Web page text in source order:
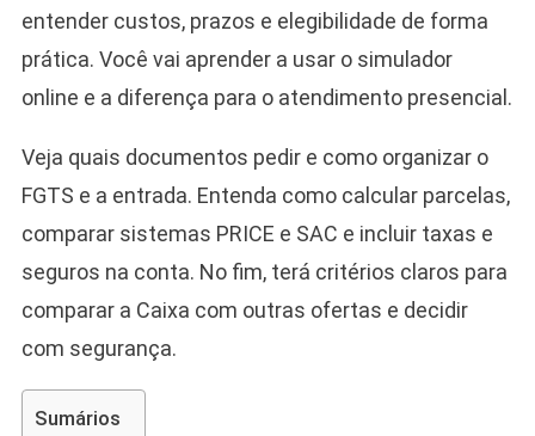
entender custos, prazos e elegibilidade de forma
prática. Você vai aprender a usar o simulador
online e a diferença para o atendimento presencial.
Veja quais documentos pedir e como organizar o
FGTS e a entrada. Entenda como calcular parcelas,
comparar sistemas PRICE e SAC e incluir taxas e
seguros na conta. No fim, terá critérios claros para
comparar a Caixa com outras ofertas e decidir
com segurança.
Sumários